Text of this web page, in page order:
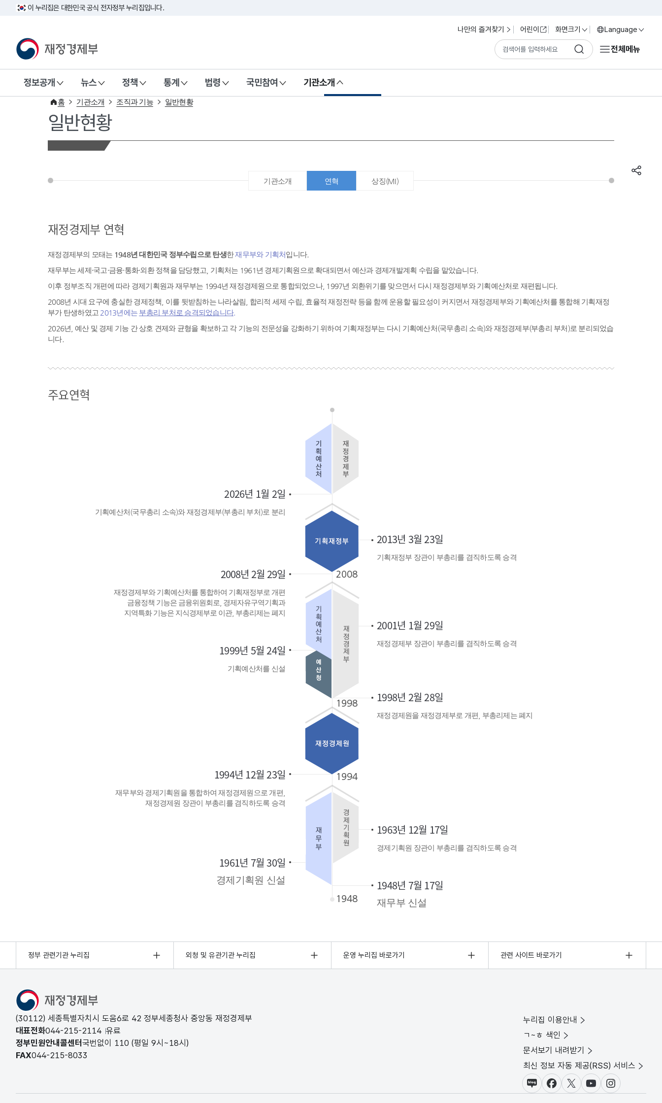
이 누리집은 대한민국 공식 전자정부 누리집입니다.
나만의 즐겨찾기 어린이 화면크기 Language
재정경제부(www.mofe.go.kr) 전체메뉴
정보공개 뉴스 정책 통계 법령 국민참여 기관소개
홈 기관소개 조직과 기능 일반현황
일반현황
기관소개 연혁 상징(MI)
재정경제부 연혁
재정경제부의 모태는 1948년 대한민국 정부수립으로 탄생한재무부와 기획처입니다.
재무부는 세제·국고·금융·통화·외환 정책을 담당했고, 기획처는 1961년 경제기획원으로 확대되면서 예산과 경제개발계획 수립을 맡았습니다.
이후 정부조직 개편에 따라 경제기획원과 재무부는 1994년 재정경제원으로 통합되었으나, 1997년 외환위기를 맞으면서 다시 재정경제부와 기획예산처로 재편됩니다.
2008년 시대 요구에 충실한 경제정책, 이를 뒷받침하는 나라살림, 합리적 세제 수립, 효율적 재정전략 등을 함께 운용할 필요성이 커지면서 재정경제부와 기획예산처를 통합해 기획재정
부가 탄생하였고 2013년에는 부총리 부처로 승격되었습니다.
2026년, 예산 및 경제 기능 간 상호 견제와 균형을 확보하고 각 기능의 전문성을 강화하기 위하여 기획재정부는 다시 기획예산처(국무총리 소속)와 재정경제부(부총리 부처)로 분리되었습
니다.
주요연혁
2026년 1월 2일
기획예산처(국무총리 소속)와 재정경제부(부총리 부처)로 분리
2013년 3월 23일
기획재정부 장관이 부총리를 겸직하도록 승격
2008년 2월 29일
재정경제부와 기획예산처를 통합하여 기획재정부로 개편
금융정책 기능은 금융위원회로, 경제자유구역기획과
지역특화 기능은 지식경제부로 이관, 부총리제는 폐지
2001년 1월 29일
재정경제부 장관이 부총리를 겸직하도록 승격
1999년 5월 24일
기획예산처를 신설
1998년 2월 28일
재정경제원을 재정경제부로 개편, 부총리제는 폐지
1994년 12월 23일
재무부와 경제기획원을 통합하여 재정경제원으로 개편,
재정경제원 장관이 부총리를 겸직하도록 승격
1963년 12월 17일
경제기획원 장관이 부총리를 겸직하도록 승격
1961년 7월 30일
경제기획원 신설 1948년 7월 17일
재무부 신설
정부 관련기관 누리집 외청 및 유관기관 누리집 운영 누리집 바로가기 관련 사이트 바로가기
(30112) 세종특별자치시 도움6로 42 정부세종청사 중앙동 재정경제부
대표전화044-215-2114 유료
정부민원안내콜센터 국번없이 110 (평일 9시~18시)
FAX044-215-8033
누리집 이용안내
ㄱ~ㅎ 색인
문서보기 내려받기
최신 정보 자동 제공(RSS) 서비스
블로그페이스북X(트위터)
유튜브인스타그램